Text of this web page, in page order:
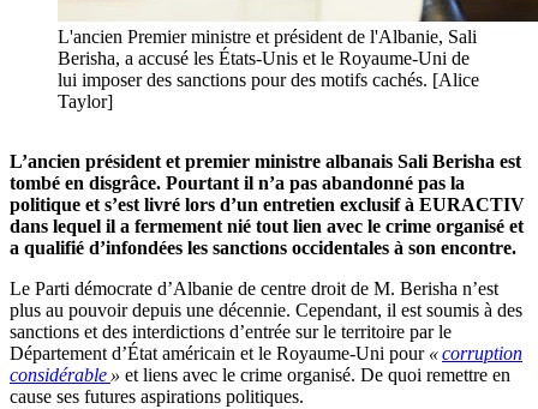
L'ancien Premier ministre et président de l'Albanie, Sali
Berisha, a accusé les États-Unis et le Royaume-Uni de
lui imposer des sanctions pour des motifs cachés. [Alice
Taylor]
L’ancien président et premier ministre albanais Sali Berisha est
tombé en disgrâce. Pourtant il n’a pas abandonné pas la
politique et s’est livré lors d’un entretien exclusif à EURACTIV
dans lequel il a fermement nié tout lien avec le crime organisé et
a qualifié d’infondées les sanctions occidentales à son encontre.
Le Parti démocrate d’Albanie de centre droit de M. Berisha n’est
plus au pouvoir depuis une décennie. Cependant, il est soumis à des
sanctions et des interdictions d’entrée sur le territoire par le
Département d’État américain et le Royaume-Uni pour «corruption
considérable » et liens avec le crime organisé. De quoi remettre en
cause ses futures aspirations politiques.